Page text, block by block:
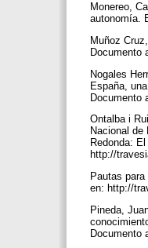
Monereo,
autonomía.
Muñoz
Documento
Nogales
España,
Documento
Ontalba i
Nacional
Redonda:
http://
Pautas
en: http://
Pineda,
Documento